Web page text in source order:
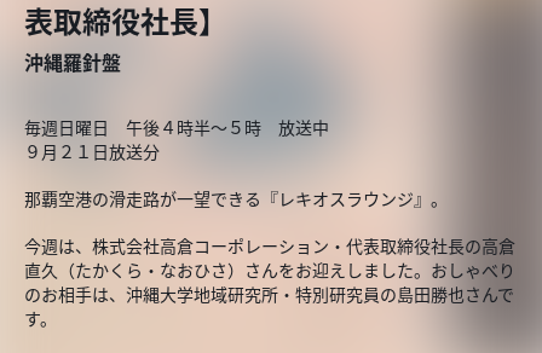
表取締役社長】
沖縄羅針盤
毎週日曜日 午後４時半～５時 放送中
９月２１日放送分
那覇空港の滑走路が一望できる『レキオスラウンジ』。
今週は、株式会社高倉コーポレーション・代表取締役社長の高倉
直久（たかくら・なおひさ）さんをお迎えしました。おしゃべり
のお相手は、沖縄大学地域研究所・特別研究員の島田勝也さんで
す。